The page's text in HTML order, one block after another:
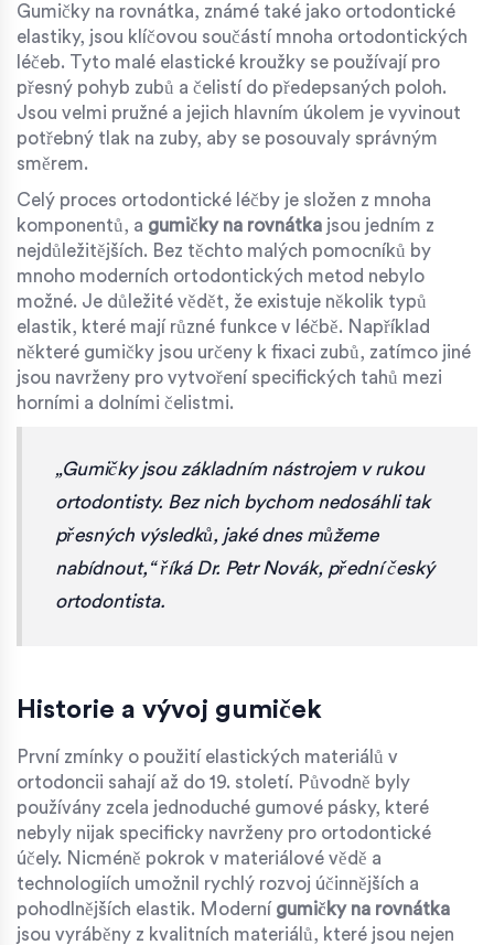
Gumičky na rovnátka, známé také jako ortodontické
elastiky, jsou klíčovou součástí mnoha ortodontických
léčeb. Tyto malé elastické kroužky se používají pro
přesný pohyb zubů a čelistí do předepsaných poloh.
Jsou velmi pružné a jejich hlavním úkolem je vyvinout
potřebný tlak na zuby, aby se posouvaly správným
směrem.
Celý proces ortodontické léčby je složen z mnoha
komponentů, a gumičky na rovnátka jsou jedním z
nejdůležitějších. Bez těchto malých pomocníků by
mnoho moderních ortodontických metod nebylo
možné. Je důležité vědět, že existuje několik typů
elastik, které mají různé funkce v léčbě. Například
některé gumičky jsou určeny k fixaci zubů, zatímco jiné
jsou navrženy pro vytvoření specifických tahů mezi
horními a dolními čelistmi.
„Gumičky jsou základním nástrojem v rukou
ortodontisty. Bez nich bychom nedosáhli tak
přesných výsledků, jaké dnes můžeme
nabídnout,“ říká Dr. Petr Novák, přední český
ortodontista.
Historie a vývoj gumiček
První zmínky o použití elastických materiálů v
ortodoncii sahají až do 19. století. Původně byly
používány zcela jednoduché gumové pásky, které
nebyly nijak specificky navrženy pro ortodontické
účely. Nicméně pokrok v materiálové vědě a
technologiích umožnil rychlý rozvoj účinnějších a
pohodlnějších elastik. Moderní gumičky na rovnátka
jsou vyráběny z kvalitních materiálů, které jsou nejen